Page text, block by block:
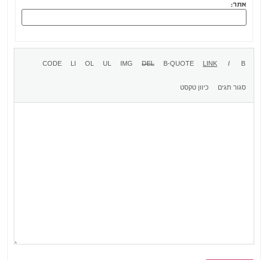
אתר: